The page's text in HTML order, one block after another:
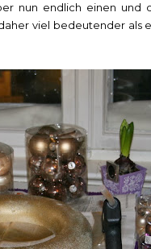
nun endlich einen und
viel bedeutender als